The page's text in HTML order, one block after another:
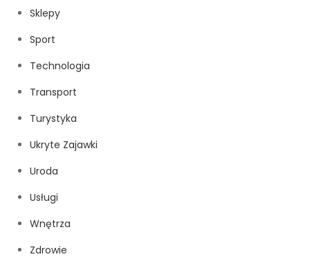
Sklepy
Sport
Technologia
Transport
Turystyka
Ukryte Zajawki
Uroda
Usługi
Wnętrza
Zdrowie